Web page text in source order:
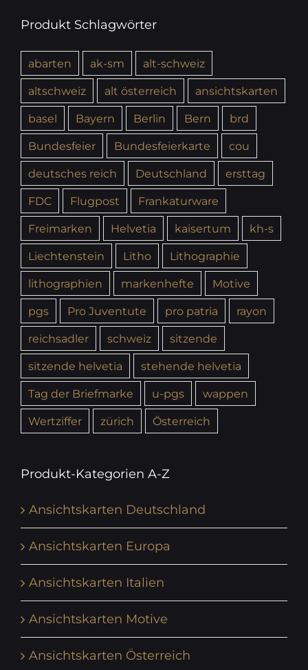
Produkt Schlagwörter
abarten ak-sm
alt-schweiz
altschweiz
alt österreich
ansichtskarten
basel
Bayern Berlin Bern
brd
Bundesfeier
Bundesfeierkarte
cou
deutsches reich
Deutschland
ersttag
FDC
Flugpost
Frankaturware
Freimarken
Helvetia kaisertum
kh-s
Liechtenstein
Litho
Lithographie
lithographien
markenhefte
Motive
pgs
Pro Juventute pro patria
rayon
reichsadler
schweiz
sitzende
sitzende helvetia
stehende helvetia
Tag der Briefmarke
u-pgs
wappen
Wertziffer
zürich Österreich
Produkt-Kategorien A-Z
Ansichtskarten Deutschland
Ansichtskarten Europa
Ansichtskarten Italien
Ansichtskarten Motive
Ansichtskarten Österreich